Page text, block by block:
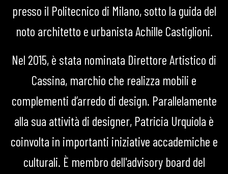
presso il Politecnico di Milano, sotto la guida del
noto architetto e urbanista Achille Castiglioni.
Nel 2015, è stata nominata Direttore Artistico di
Cassina, marchio che realizza mobili e
complementi d’arredo di design. Parallelamente
alla sua attività di designer, Patricia Urquiola è
coinvolta in importanti iniziative accademiche e
culturali. È membro dell'advisory board del